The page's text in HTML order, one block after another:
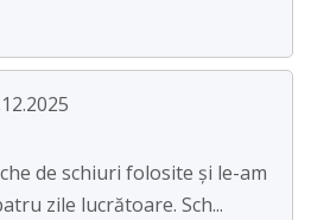
de schiuri folosite și le-am
zile lucrătoare. Sch...